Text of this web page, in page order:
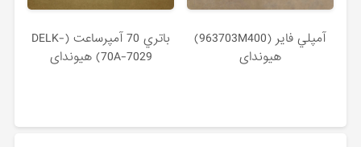
آمپلي فاير (963703M400)
هیوندای
باتري 70 آمپرساعت (DELK-
70A-7029) هیوندای